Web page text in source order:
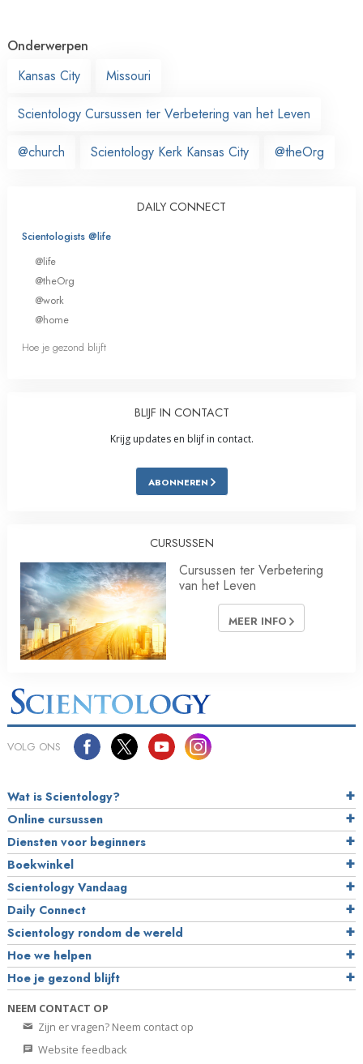
Onderwerpen
Kansas City
Missouri
Scientology Cursussen ter Verbetering van het Leven
@church Scientology Kerk Kansas City @theOrg
DAILY CONNECT
Scientologists @life
@life
@theOrg
@work
@home
Hoe je gezond blijft
BLIJF IN CONTACT
Krijg updates en blijf in contact.
ABONNEREN
CURSUSSEN
Cursussen ter Verbetering
van het Leven
MEER INFO
VOLG ONS
Wat is Scientology?
Online cursussen
Diensten voor beginners
Boekwinkel
Scientology Vandaag
Daily Connect
Scientology rondom de wereld
Hoe we helpen
Hoe je gezond blijft
NEEM CONTACT OP
Zijn er vragen? Neem contact op
Website feedback